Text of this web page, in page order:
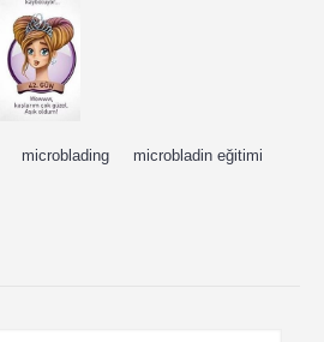
microblading
microbladin eğitimi